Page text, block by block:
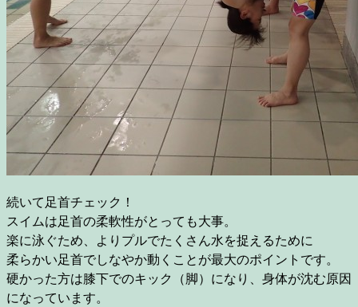
続いて足首チェック！
スイムは足首の柔軟性がとっても大事。
楽に泳ぐため、よりプルでたくさん水を捉えるために
柔らかい足首でしなやか動くことが最大のポイントです。
硬かった方は膝下でのキック（脚）になり、身体が沈む原因
になっています。